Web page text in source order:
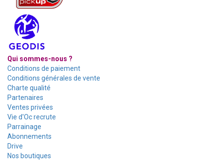
Qui sommes-nous ?
Conditions de paiement
Conditions générales de vente
Charte qualité
Partenaires
Ventes privées
Vie d'Oc recrute
Parrainage
Abonnements
Drive
Nos boutiques